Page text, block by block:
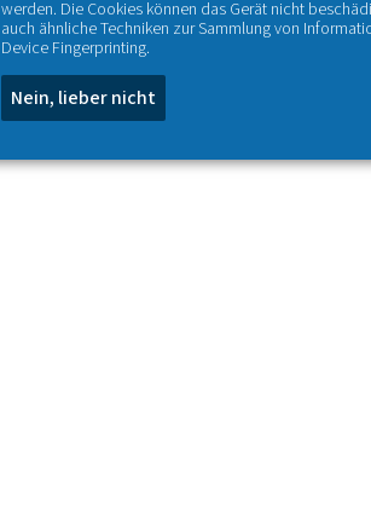
werden. Die Cookies können das Gerät nicht
auch ähnliche Techniken zur Sammlung von
Device Fingerprinting.
Nein, lieber nicht